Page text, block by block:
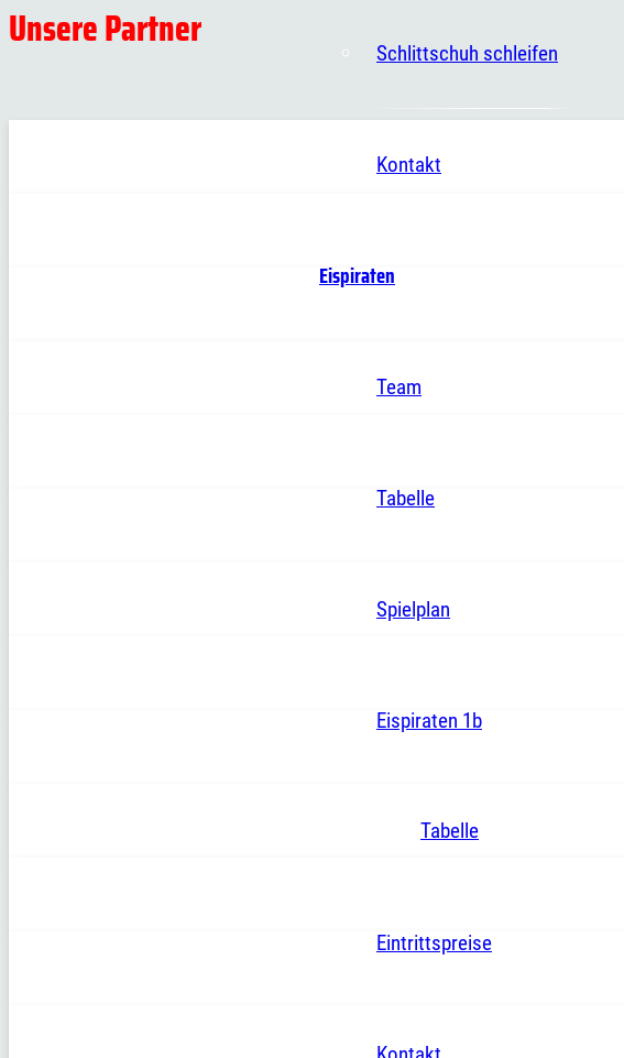
Schlittschuh schleifen
Kontakt
Eispiraten
Team
Tabelle
Spielplan
Eispiraten 1b
Tabelle
Eintrittspreise
Unsere Partner